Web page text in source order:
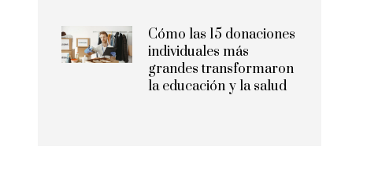
Cómo las 15 donaciones
individuales más
grandes transformaron
la educación y la salud